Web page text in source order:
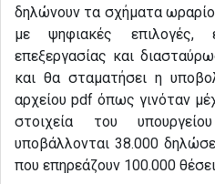
δηλώνουν τα σχήματα
με ψηφιακές επιλογές,
επεξεργασίας και
και θα σταματήσει η
αρχείου pdf όπως γινόταν
στοιχεία του
υποβάλλονται 38.000
που επηρεάζουν 100.000